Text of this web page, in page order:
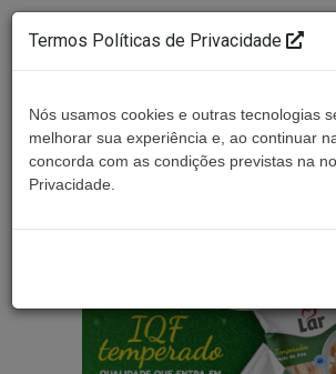
Termos Políticas de Privacidade
Nós usamos cookies e outras tecnologias
melhorar sua experiência e, ao continuar
concorda com as condições previstas na
Privacidade.